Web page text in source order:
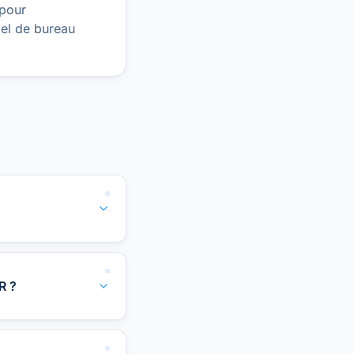
de bureau
?